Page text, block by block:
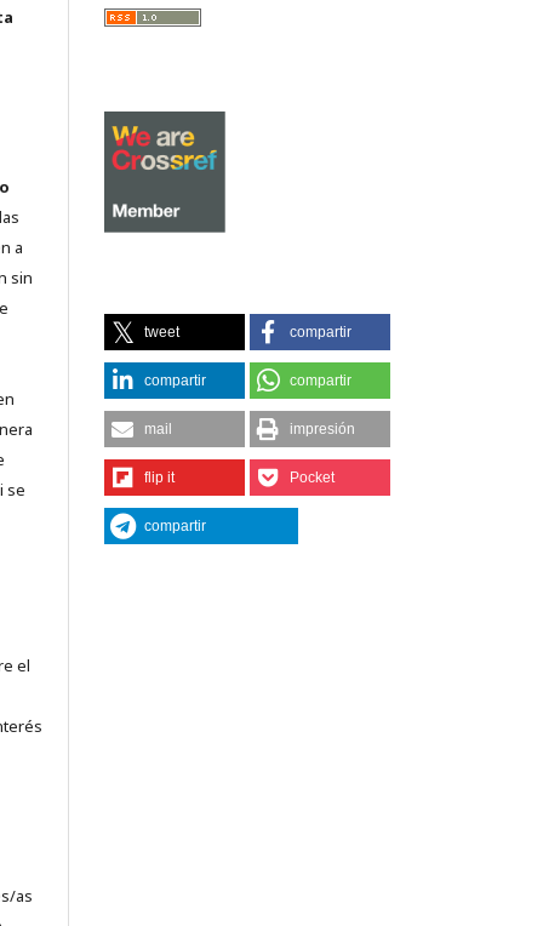
a
sin
se
el
as
tweet compartir
compartir compartir
mail impresión
flip it Pocket
compartir